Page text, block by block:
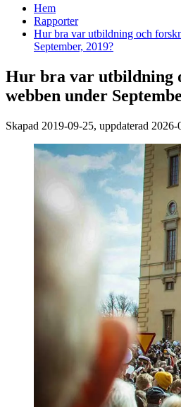
Hem
Rapporter
Hur bra var utbildning och
September, 2019?
Hur bra var utbildning
webben under
Skapad 2019-09-25, uppdaterad 2026-